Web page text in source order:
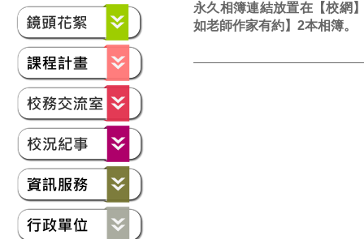
永久相簿連結放置在【校
如老師作家有約】2本相簿。